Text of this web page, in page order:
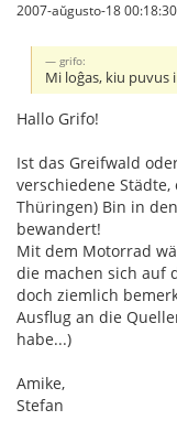
2007-aŭgusto-18 00:18:30
grifo:
Mi loĝas, kiu puvus
Hallo Grifo!
Ist das Greifwald
verschiedene
Thüringen) Bin in
bewandert!
Mit dem Motorrad
die machen sich auf
doch ziemlich
Ausflug an die
habe...)
Amike,
Stefan